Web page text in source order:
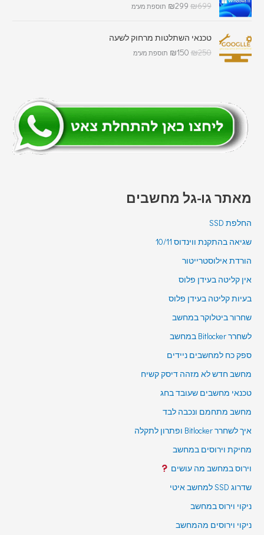
₪699
₪299 תוספת מע"מ
טכנאי השתלטות מרחוק לשעה
₪250
₪150 תוספת מע"מ
מאתר גו-גל מחשבים
החלפת SSD
שגיאה בהתקנת ווינדוס 10/11
הורדת אילוסטרייטור
אין קליטה בעידן פלוס
בעיות קליטה בעידן פלוס
שחרור ביטלוקר במחשב
לשחרר Bitlocker במחשב
ספק כח למחשבים ניידים
מחשב חדש לא מזהה דיסק קשיח
טכנאי מחשבים שעובד בחג
מחשב מתחמם ונכבה לבד
איך לשחרר Bitlocker ופתרון לתקלה
מחיקת וירוסים במחשב
וירוס במחשב מה עושים
שדרוג SSD למחשב איטי
ניקוי וירוס במחשב
ניקוי וירוסים מהמחשב